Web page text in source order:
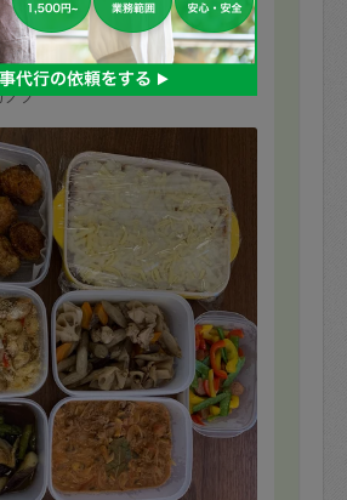
ンチカツ
マッシュポテトの重ね焼き
ノフ
バジル炒め
セージの炒め物
ガスの焼き浸し
メニューを9品も作っていただきまし
いたカレーピラフ、ミートソースと
ね焼きとても美味しく子供が喜んで
ル炒めもイカの出汁がでていてとて
す！
てでこれからいただくのが楽しみで
事をしていただきありがとうございま
で追加をお願いしたく、どうぞよろし
。